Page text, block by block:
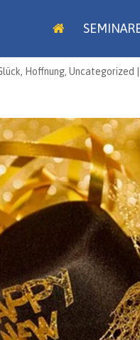
, Hoffnung,Uncategorized